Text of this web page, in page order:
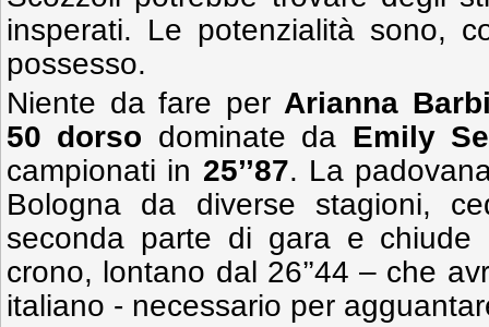
insperati. Le potenzialità sono,
possesso.
Niente da fare per Arianna
50 dorso dominate da Emily
campionati in 25’’87. La
Bologna da diverse stagioni,
seconda parte di gara e
crono, lontano dal 26’’44 – che
italiano - necessario per